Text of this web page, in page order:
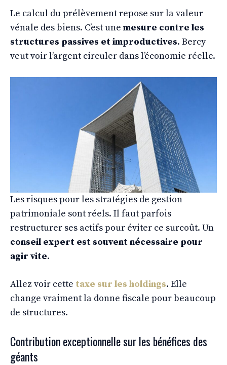
Le calcul du prélèvement repose sur la valeur
vénale des biens. C’est une mesure contre les
structures passives et improductives. Bercy
veut voir l’argent circuler dans l’économie réelle.
Les risques pour les stratégies de gestion
patrimoniale sont réels. Il faut parfois
restructurer ses actifs pour éviter ce surcoût. Un
conseil expert est souvent nécessaire pour
agir vite.
Allez voir cette taxe sur les holdings. Elle
change vraiment la donne fiscale pour beaucoup
de structures.
Contribution exceptionnelle sur les bénéfices des
géants